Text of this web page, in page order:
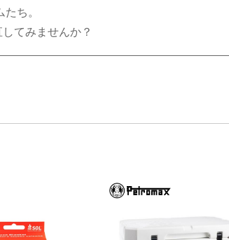
ち。
てみませんか？